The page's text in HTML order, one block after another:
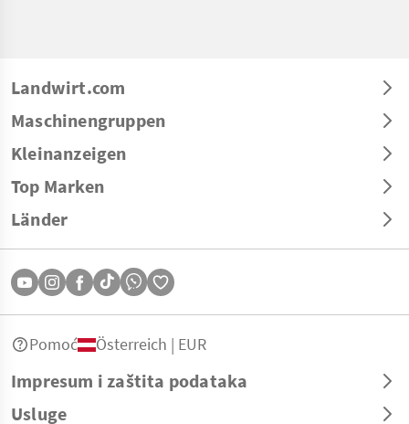
Landwirt.com
Maschinengruppen
Kleinanzeigen
Top Marken
Länder
Impresum i zaštita podataka
Usluge
Pomoć Österreich | EUR